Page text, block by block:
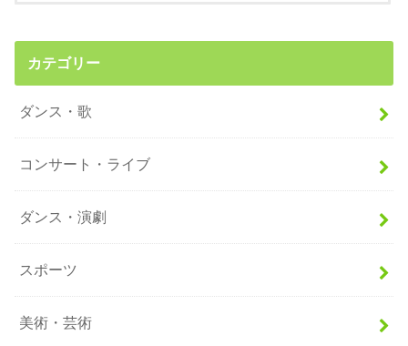
カテゴリー
ダンス・歌
コンサート・ライブ
ダンス・演劇
スポーツ
美術・芸術